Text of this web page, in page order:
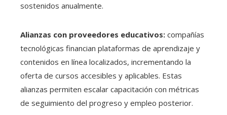
sostenidos anualmente.
Alianzas con proveedores educativos: compañías
tecnológicas financian plataformas de aprendizaje y
contenidos en línea localizados, incrementando la
oferta de cursos accesibles y aplicables. Estas
alianzas permiten escalar capacitación con métricas
de seguimiento del progreso y empleo posterior.